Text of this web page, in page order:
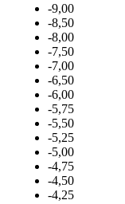
-9,00
-8,50
-8,00
-7,50
-7,00
-6,50
-6,00
-5,75
-5,50
-5,25
-5,00
-4,75
-4,50
-4,25